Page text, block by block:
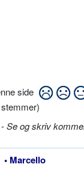
side
stemmer)
Se og skriv
• Marcello